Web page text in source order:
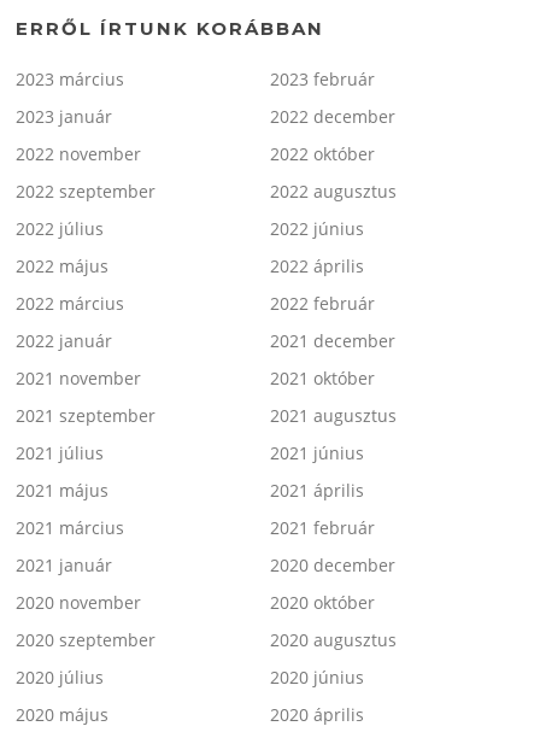
ERRŐL ÍRTUNK KORÁBBAN
2023 március
2023 február
2023 január
2022 december
2022 november
2022 október
2022 szeptember
2022 augusztus
2022 július
2022 június
2022 május
2022 április
2022 március
2022 február
2022 január
2021 december
2021 november
2021 október
2021 szeptember
2021 augusztus
2021 július
2021 június
2021 május
2021 április
2021 március
2021 február
2021 január
2020 december
2020 november
2020 október
2020 szeptember
2020 augusztus
2020 július
2020 június
2020 május
2020 április